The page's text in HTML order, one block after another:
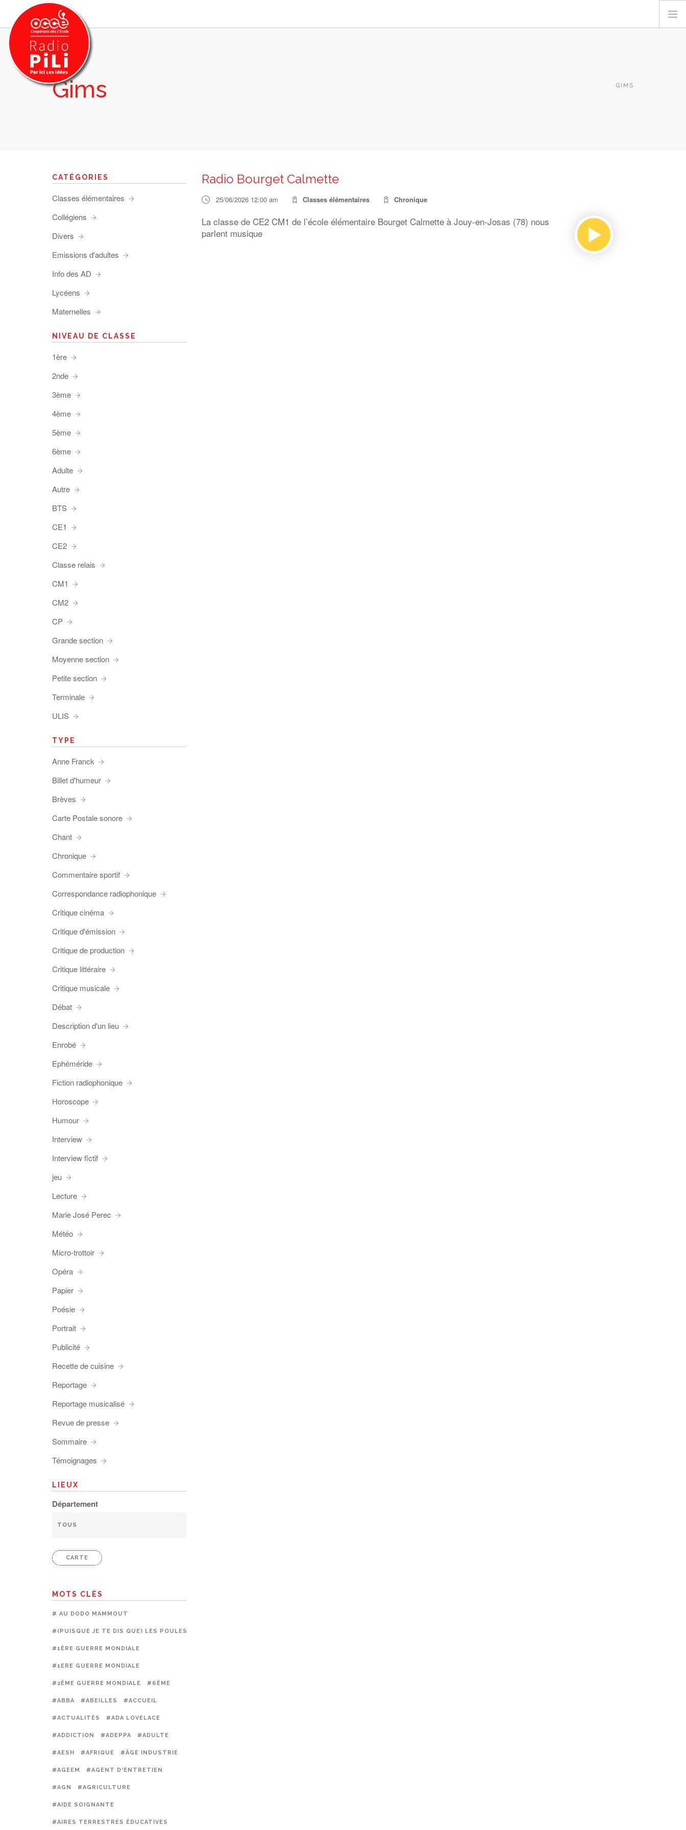
PRÉSENTATION
GRILLE DES PROGRAMMES
RECHERCHER
Gims GIMS
Radio Bourget Calmette
25/06/2026 12:00 am Classes élémentaires Chronique
La classe de CE2 CM1 de l’école élémentaire Bourget Calmette à Jouy-en-Josas (78) nous
parlent musique
CATÉGORIES
Classes élémentaires
Collégiens
Divers
Emissions d'adultes
Info des AD
Lycéens
Maternelles
NIVEAU DE CLASSE
1ère
2nde
3ème
4ème
5ème
6ème
Adulte
Autre
BTS
CE1
CE2
Classe relais
CM1
CM2
CP
Grande section
Moyenne section
Petite section
Terminale
ULIS
TYPE
Anne Franck
Billet d'humeur
Brèves
Carte Postale sonore
Chant
Chronique
Commentaire sportif
Correspondance radiophonique
Critique cinéma
Critique d'émission
Critique de production
Critique littéraire
Critique musicale
Débat
Description d'un lieu
Enrobé
Ephéméride
Fiction radiophonique
Horoscope
Humour
Interview
Interview fictif
jeu
Lecture
Marie José Perec
Météo
Micro-trottoir
Opéra
Papier
Poésie
Portrait
Publicité
Recette de cuisine
Reportage
Reportage musicalisé
Revue de presse
Sommaire
Témoignages
LIEUX
Département
CARTE
MOTS CLÉS
# AU DODO MAMMOUT
#(PUISQUE JE TE DIS QUE) LES POULES PRÉFÈRENT LES CAGES
#1ÈRE GUERRE MONDIALE
#1ERE GUERRE MONDIALE
#2ÈME GUERRE MONDIALE #6ÈME
#ABBA #ABEILLES #ACCUEIL
#ACTUALITÉS #ADA LOVELACE
#ADDICTION #ADEPPA #ADULTE
#AESH #AFRIQUE #ÂGE INDUSTRIE
#AGEEM #AGENT D'ENTRETIEN
#AGN #AGRICULTURE
#AIDE SOIGNANTE
#AIRES TERRESTRES ÉDUCATIVES